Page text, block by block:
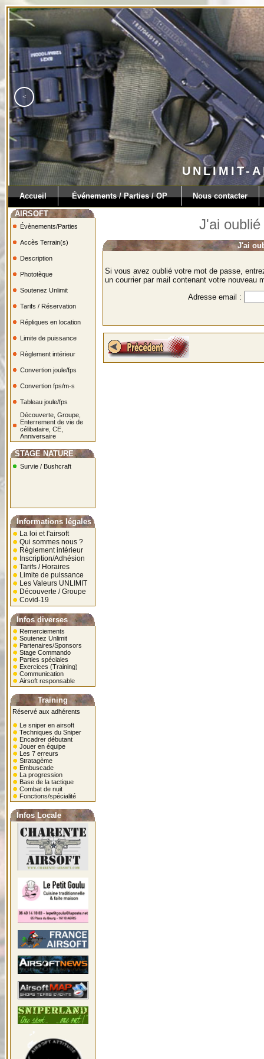
TERRAIN DE 20
<
Accueil Événements / Parties / OP
Nous contacter
AIRSOFT
Évènements/Parties
Accès Terrain(s)
Description
Phototèque
Soutenez Unlimit
Tarifs / Réservation
Répliques en location
Limite de puissance
Règlement intérieur
Convertion joule/fps
Convertion fps/m-s
Tableau joule/fps
Découverte, Groupe,
Enterrement de vie de
célibataire, CE,
Anniversaire
STAGE NATURE
Survie / Bushcraft
Informations légales
La loi et l'airsoft
Qui sommes nous ?
Règlement intérieur
Inscription/Adhésion
Tarifs / Horaires
Limite de puissance
Les Valeurs UNLIMIT
Découverte / Groupe
Covid-19
Infos diverses
Remerciements
Soutenez Unlimit
Partenaires/Sponsors
Stage Commando
Parties spéciales
Exercices (Training)
Communication
Airsoft responsable
Training
Réservé aux adhérents
Le sniper en airsoft
Techniques du Sniper
Encadrer débutant
Jouer en équipe
Les 7 erreurs
Stratagème
Embuscade
La progression
Base de la tactique
Combat de nuit
Fonctions/spécialité
Infos Locale
J'ai
J'ai
Si vous avez oublié votre mot de passe,
un courrier par mail contenant votre nouveau
Adresse email :